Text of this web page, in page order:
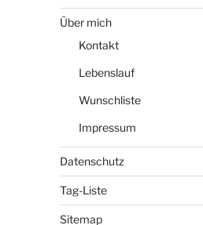
Über mich
Kontakt
Lebenslauf
Wunschliste
Impressum
Datenschutz
Tag-Liste
Sitemap